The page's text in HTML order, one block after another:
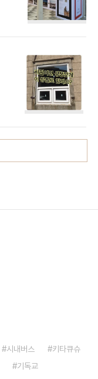
시내버스
키타큐슈
기독교